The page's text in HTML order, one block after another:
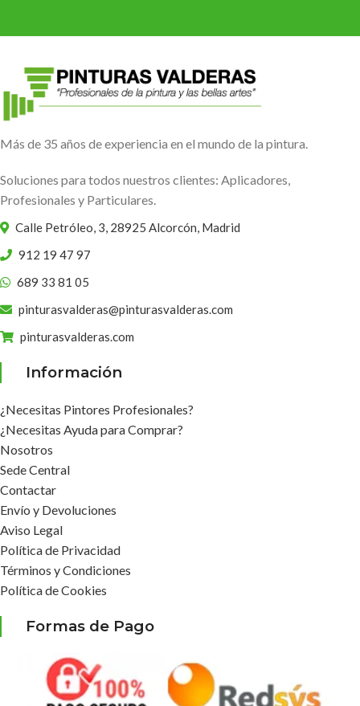
Más de 35 años de experiencia en el mundo de la pintura.
Soluciones para todos nuestros clientes: Aplicadores,
Profesionales y Particulares.
Calle Petróleo, 3, 28925 Alcorcón, Madrid
912 19 47 97
689 33 81 05
pinturasvalderas@pinturasvalderas.com
pinturasvalderas.com
Información
¿Necesitas Pintores Profesionales?
¿Necesitas Ayuda para Comprar?
Nosotros
Sede Central
Contactar
Envío y Devoluciones
Aviso Legal
Política de Privacidad
Términos y Condiciones
Política de Cookies
Formas de Pago